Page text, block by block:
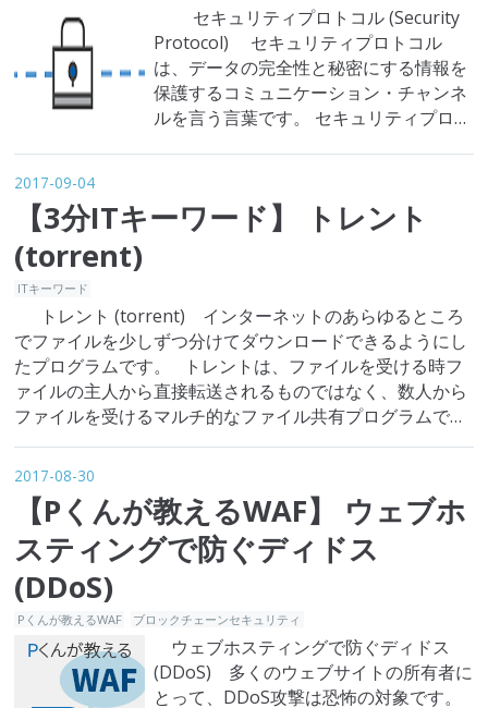
セキュリティプロトコル (Security
Protocol) セキュリティプロトコル
は、データの完全性と秘密にする情報を
保護するコミュニケーション・チャンネ
ルを言う言葉です。 セキュリティプロト
れています。 主になる例示には、認証性
2017-09-04
【3分ITキーワード】 トレント
(torrent)
ITキーワード
トレント (torrent) インターネットのあらゆるところ
でファイルを少しずつ分けてダウンロードできるようにし
たプログラムです。 トレントは、ファイルを受ける時フ
ァイルの主人から直接転送されるものではなく、数人から
ファイルを受けるマルチ的なファイル共有プログラムで
す。つまり、多くの人がファイル一つダウンロードするこ
とを助けるということです。あるファイルを受けようとす
るとき、…
2017-08-30
【Pくんが教えるWAF】 ウェブホ
スティングで防ぐディドス
(DDoS)
Pくんが教えるWAF ブロックチェーンセキュリティ
ウェブホスティングで防ぐディドス
(DDoS) 多くのウェブサイトの所有者に
とって、DDoS攻撃は恐怖の対象です。